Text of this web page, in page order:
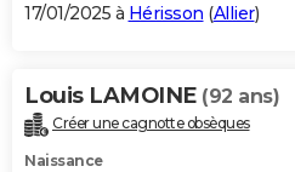
17/01/2025 à Hérisson (Allier)
Louis LAMOINE (92 ans)
Créer une cagnotte obsèques
Naissance